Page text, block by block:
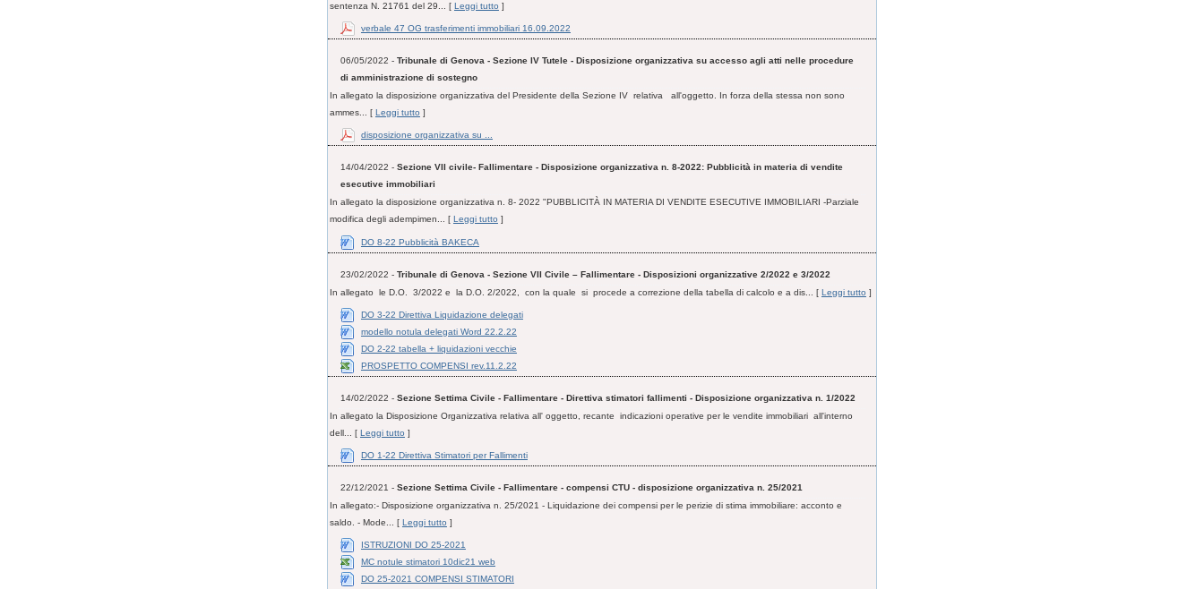
sentenza N. 21761 del 29... [ Leggi tutto ]
verbale 47 OG trasferimenti immobiliari 16.09.2022
06/05/2022 - Tribunale di Genova - Sezione IV Tutele - Disposizione organizzativa su accesso agli atti nelle procedure
di amministrazione di sostegno
In allegato la disposizione organizzativa del Presidente della Sezione IV relativa all'oggetto. In forza della stessa non sono
ammes... [ Leggi tutto ]
disposizione organizzativa su ...
14/04/2022 - Sezione VII civile- Fallimentare - Disposizione organizzativa n. 8-2022: Pubblicità in materia di vendite
esecutive immobiliari
In allegato la disposizione organizzativa n. 8- 2022 "PUBBLICITÀ IN MATERIA DI VENDITE ESECUTIVE IMMOBILIARI -Parziale
modifica degli adempimen... [ Leggi tutto ]
DO 8-22 Pubblicità BAKECA
23/02/2022 - Tribunale di Genova - Sezione VII Civile – Fallimentare - Disposizioni organizzative 2/2022 e 3/2022
In allegato le D.O. 3/2022 e la D.O. 2/2022, con la quale si procede a correzione della tabella di calcolo e a dis... [ Leggi tutto ]
DO 3-22 Direttiva Liquidazione delegati
modello notula delegati Word 22.2.22
DO 2-22 tabella + liquidazioni vecchie
PROSPETTO COMPENSI rev.11.2.22
14/02/2022 - Sezione Settima Civile - Fallimentare - Direttiva stimatori fallimenti - Disposizione organizzativa n. 1/2022
In allegato la Disposizione Organizzativa relativa all' oggetto, recante indicazioni operative per le vendite immobiliari all'interno
dell... [ Leggi tutto ]
DO 1-22 Direttiva Stimatori per Fallimenti
22/12/2021 - Sezione Settima Civile - Fallimentare - compensi CTU - disposizione organizzativa n. 25/2021
In allegato:- Disposizione organizzativa n. 25/2021 - Liquidazione dei compensi per le perizie di stima immobiliare: acconto e
saldo. - Mode... [ Leggi tutto ]
ISTRUZIONI DO 25-2021
MC notule stimatori 10dic21 web
DO 25-2021 COMPENSI STIMATORI